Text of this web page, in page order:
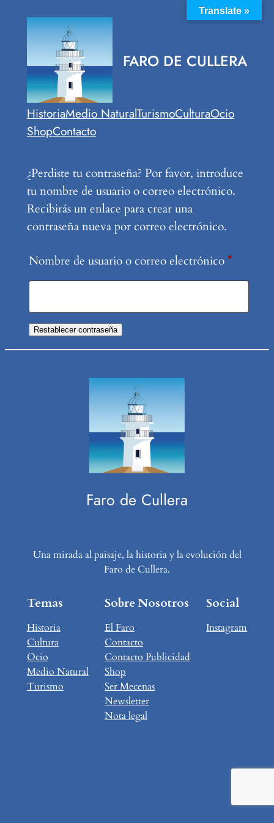
contenido
FARO DE CULLERA
HistoriaMedio NaturalTurismoCulturaOcio
ShopContacto
¿Perdiste tu contraseña? Por favor, introduce
tu nombre de usuario o correo electrónico.
Recibirás un enlace para crear una
contraseña nueva por correo electrónico.
Nombre de usuario o correo electrónico*
Restablecer contraseña
Faro de Cullera
Una mirada al paisaje, la historia y la evolución del
Faro de Cullera.
Temas
Historia
Cultura
Ocio
Medio Natural
Turismo
Sobre Nosotros
El Faro
Contacto
Contacto Publicidad
Shop
Ser Mecenas
Newsletter
Nota legal
Social
Instagram
Translate »